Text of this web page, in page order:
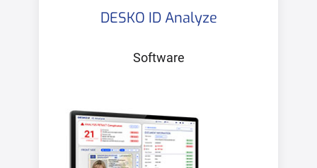
DESKO ID Analyze
Software